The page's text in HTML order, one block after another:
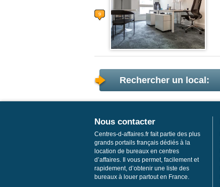
Rechercher un local:
Nous contacter
Centres-d-affaires.fr fait partie des plus
grands portails français dédiés à la
location de bureaux en centres
d’affaires. Il vous permet, facilement et
rapidement, d’obtenir une liste des
bureaux à louer partout en France.